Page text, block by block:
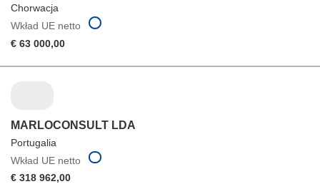
Chorwacja
Wkład UE netto
€ 63 000,00
MARLOCONSULT LDA
Portugalia
Wkład UE netto
€ 318 962,00